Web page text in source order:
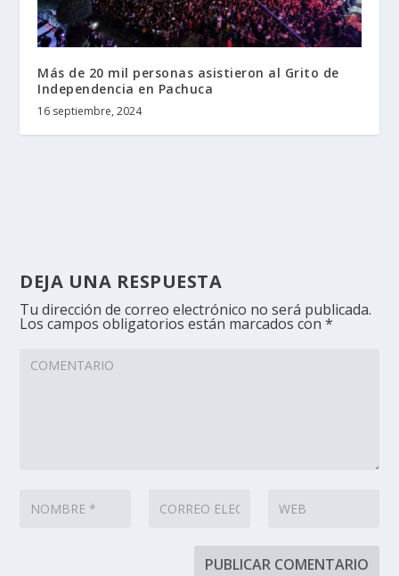
Más de 20 mil personas asistieron al Grito de
Independencia en Pachuca
16 septiembre, 2024
DEJA UNA RESPUESTA
Tu dirección de correo electrónico no será publicada.
Los campos obligatorios están marcados con*